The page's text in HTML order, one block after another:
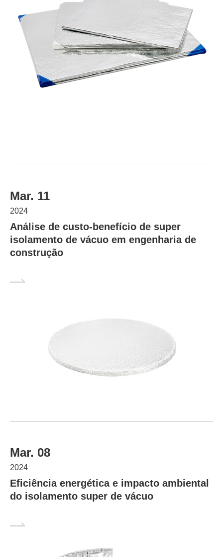
Mar. 11
2024
Análise de custo-benefício de super
isolamento de vácuo em engenharia de
construção
Mar. 08
2024
Eficiência energética e impacto ambiental
do isolamento super de vácuo